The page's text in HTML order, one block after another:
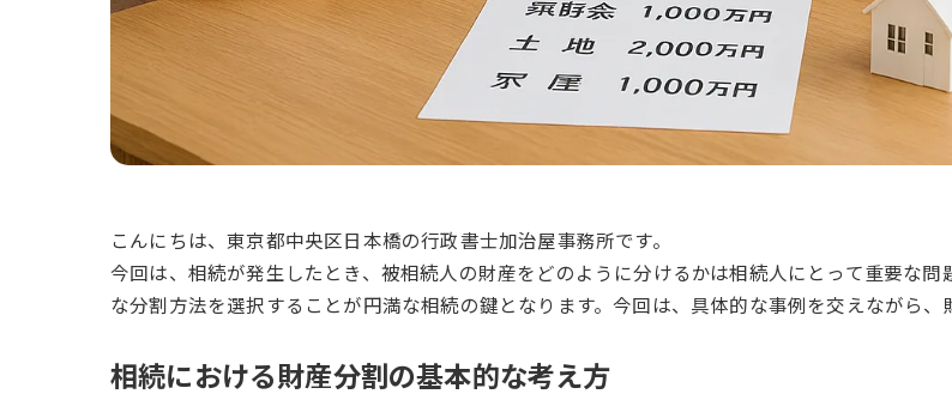
こんにちは、東京都中央区日本橋の行政書士加治屋事務所です。
今回は、相続が発生したとき、被相続人の財産をどのように分けるかは相続人にとって重要な
な分割方法を選択することが円満な相続の鍵となります。今回は、具体的な事例を交えながら、
相続における財産分割の基本的な考え方